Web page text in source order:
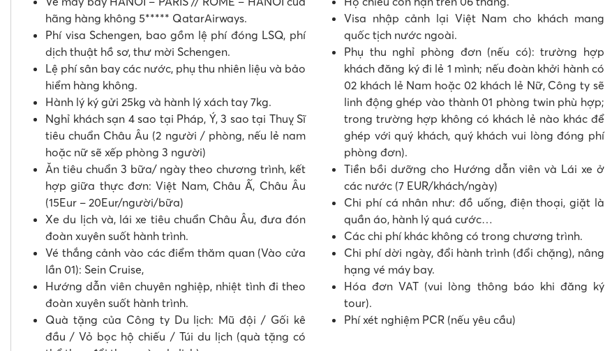
hãng hàng không 5***** QatarAirways.
Phí visa Schengen, bao gồm lệ phí đóng LSQ, phí
dịch thuật hồ sơ, thư mời Schengen.
Lệ phí sân bay các nước, phụ thu nhiên liệu và bảo
hiểm hàng không.
Hành lý ký gửi 25kg và hành lý xách tay 7kg.
Nghỉ khách sạn 4 sao tại Pháp, Ý, 3 sao tại Thuỵ Sĩ
tiêu chuẩn Châu Âu (2 người / phòng, nếu lẻ nam
hoặc nữ sẽ xếp phòng 3 người)
Ăn tiêu chuẩn 3 bữa/ ngày theo chương trình, kết
hợp giữa thực đơn: Việt Nam, Châu Ấ, Châu Âu
(15Eur – 20Eur/người/bữa)
Xe du lịch và, lái xe tiêu chuẩn Châu Âu, đưa đón
đoàn xuyên suốt hành trình.
Vé thắng cảnh vào các điểm thăm quan (Vào cửa
lần 01): Sein Cruise,
Hướng dẫn viên chuyên nghiệp, nhiệt tình đi theo
đoàn xuyên suốt hành trình.
Quà tặng của Công ty Du lịch: Mũ đội / Gối kê
đầu / Vỏ bọc hộ chiếu / Túi du lịch (quà tặng có
Visa nhập cảnh lại Việt Nam cho khách mang
quốc tịch nước ngoài.
Phụ thu nghỉ phòng đơn (nếu có): trường hợp
khách đăng ký đi lẻ 1 mình; nếu đoàn khởi hành có
02 khách lẻ Nam hoặc 02 khách lẻ Nữ, Công ty sẽ
linh động ghép vào thành 01 phòng twin phù hợp;
trong trường hợp không có khách lẻ nào khác để
ghép với quý khách, quý khách vui lòng đóng phí
phòng đơn).
Tiền bồi dưỡng cho Hướng dẫn viên và Lái xe ở
các nước (7 EUR/khách/ngày)
Chi phí cá nhân như: đồ uống, điện thoại, giặt là
quần áo, hành lý quá cước…
Các chi phí khác không có trong chương trình.
Chi phí dời ngày, đổi hành trình (đổi chặng), nâng
hạng vé máy bay.
Hóa đơn VAT (vui lòng thông báo khi đăng ký
tour).
Phí xét nghiệm PCR (nếu yêu cầu)